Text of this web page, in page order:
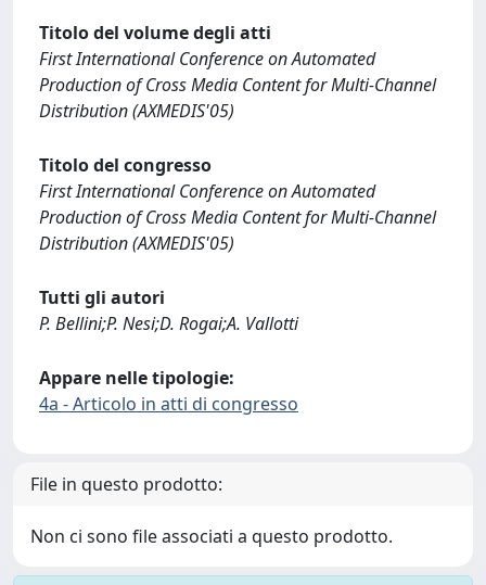
Titolo del volume degli atti
First International Conference on Automated
Production of Cross Media Content for Multi-Channel
Distribution (AXMEDIS'05)
Titolo del congresso
First International Conference on Automated
Production of Cross Media Content for Multi-Channel
Distribution (AXMEDIS'05)
Tutti gli autori
P. Bellini;P. Nesi;D. Rogai;A. Vallotti
Appare nelle tipologie:
4a - Articolo in atti di congresso
File in questo prodotto:
Non ci sono file associati a questo prodotto.